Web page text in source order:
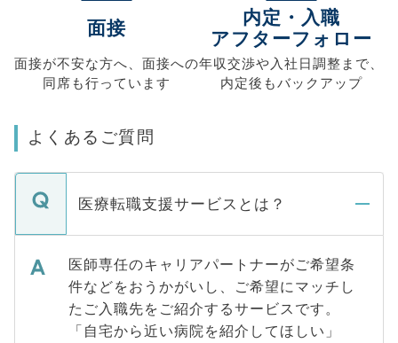
面接
面接が不安な方へ、 面接への
同席も行っています
内定・入職
アフターフォロー
年収交渉や入社日調整まで、
内定後もバックアップ
よくあるご質問
医療転職支援サービスとは？
医師専任のキャリアパートナーがご希望条
件などをおうかがいし、ご希望にマッチし
たご入職先をご紹介するサービスです。
「自宅から近い病院を紹介してほしい」